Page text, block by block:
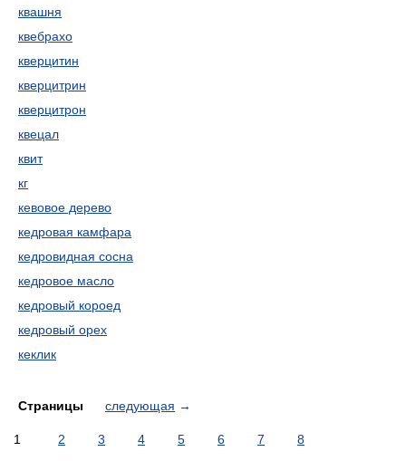
квашня
квебрахо
кверцитин
кверцитрин
кверцитрон
квецал
квит
кг
кевовое дерево
кедровая камфара
кедровидная сосна
кедровое масло
кедровый короед
кедровый орех
кеклик
Страницы следующая →
1 2 3 4 5 6 7 8